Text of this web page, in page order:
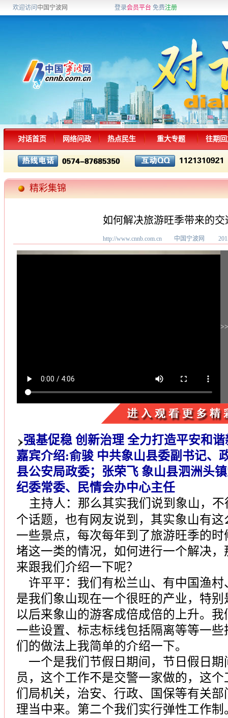
欢迎访问 中国宁波网 登录会员平台 免费注册
对话首页 网络问政 热点民生 重大专题 往期
精彩集锦
如何解决旅游旺季带来的
http://www.cnnb.com.cn 中国宁波网
>>
强基促稳 创新治理 全力打造平安和
嘉宾介绍:俞骏 中共象山县委副书记、
县公安局政委；张荣飞 象山县泗洲头
纪委常委、民情会办中心主任
主持人：那么其实我们说到象山，
个话题，也有网友说到，其实象山有
一些景点，每次每年到了旅游旺季的
堵这一类的情况，如何进行一个解决
来跟我们介绍一下呢？
许平平：我们有松兰山、有中国渔村
是我们象山现在一个很旺的产业，特
以后来象山的游客成倍成倍的上升。
一些设置、标志标线包括隔离等等一
们的做法上我简单的介绍一下。
一个是我们节假日期间，节日假日期
员，这个工作不是交警一家做的，这
们局机关，治安、行政、国保等有关
理当中来。第二个我们实行弹性工作